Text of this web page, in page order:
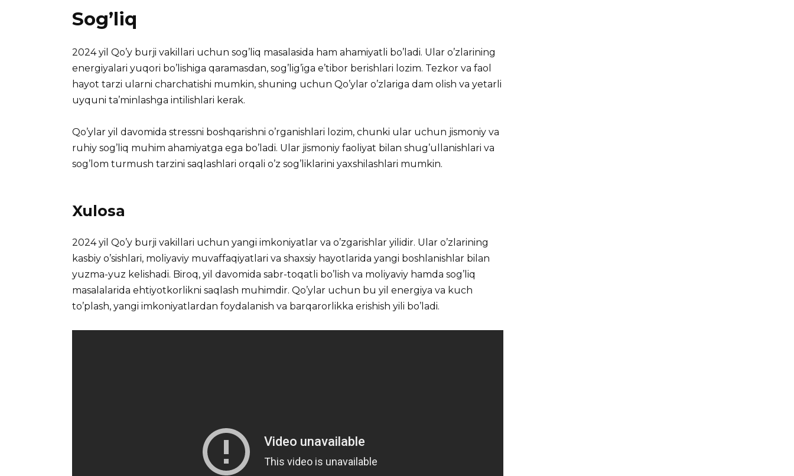
Sog’liq
2024 yil Qo’y burji vakillari uchun sog’liq masalasida ham ahamiyatli bo’ladi. Ular o’zlarining
energiyalari yuqori bo’lishiga qaramasdan, sog’lig’iga e’tibor berishlari lozim. Tezkor va faol
hayot tarzi ularni charchatishi mumkin, shuning uchun Qo’ylar o’zlariga dam olish va yetarli
uyquni ta’minlashga intilishlari kerak.
Qo’ylar yil davomida stressni boshqarishni o’rganishlari lozim, chunki ular uchun jismoniy va
ruhiy sog’liq muhim ahamiyatga ega bo’ladi. Ular jismoniy faoliyat bilan shug’ullanishlari va
sog’lom turmush tarzini saqlashlari orqali o’z sog’liklarini yaxshilashlari mumkin.
Xulosa
2024 yil Qo’y burji vakillari uchun yangi imkoniyatlar va o’zgarishlar yilidir. Ular o’zlarining
kasbiy o’sishlari, moliyaviy muvaffaqiyatlari va shaxsiy hayotlarida yangi boshlanishlar bilan
yuzma-yuz kelishadi. Biroq, yil davomida sabr-toqatli bo’lish va moliyaviy hamda sog’liq
masalalarida ehtiyotkorlikni saqlash muhimdir. Qo’ylar uchun bu yil energiya va kuch
to’plash, yangi imkoniyatlardan foydalanish va barqarorlikka erishish yili bo’ladi.